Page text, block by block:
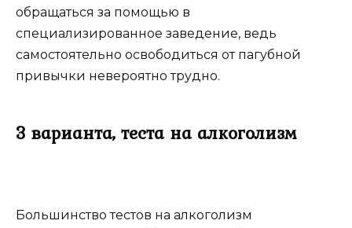
обращаться за помощью в
специализированное заведение, ведь
самостоятельно освободиться от пагубной
привычки невероятно трудно.
3 варианта, теста на алкоголизм
Большинство тестов на алкоголизм